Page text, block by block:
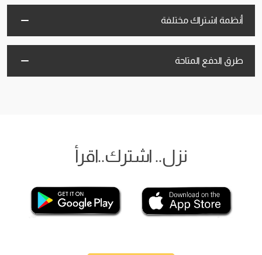
أنظمة اشتراك مختلفة
طرق الدفع المتاحة
نزل.. اشترك..اقرأ